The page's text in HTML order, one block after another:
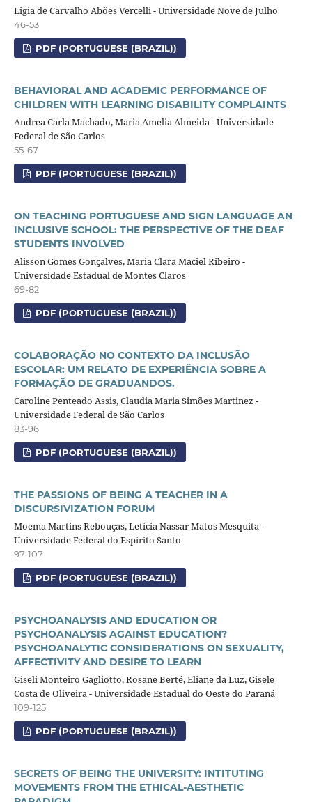
Ligia de Carvalho Abões Vercelli - Universidade Nove de Julho
46-53
PDF (PORTUGUESE (BRAZIL))
BEHAVIORAL AND ACADEMIC PERFORMANCE OF
CHILDREN WITH LEARNING DISABILITY COMPLAINTS
Andrea Carla Machado, Maria Amelia Almeida - Universidade
Federal de São Carlos
55-67
PDF (PORTUGUESE (BRAZIL))
ON TEACHING PORTUGUESE AND SIGN LANGUAGE AN
INCLUSIVE SCHOOL: THE PERSPECTIVE OF THE DEAF
STUDENTS INVOLVED
Alisson Gomes Gonçalves, Maria Clara Maciel Ribeiro -
Universidade Estadual de Montes Claros
69-82
PDF (PORTUGUESE (BRAZIL))
COLABORAÇÃO NO CONTEXTO DA INCLUSÃO
ESCOLAR: UM RELATO DE EXPERIÊNCIA SOBRE A
FORMAÇÃO DE GRADUANDOS.
Caroline Penteado Assis, Claudia Maria Simões Martinez -
Universidade Federal de São Carlos
83-96
PDF (PORTUGUESE (BRAZIL))
THE PASSIONS OF BEING A TEACHER IN A
DISCURSIVIZATION FORUM
Moema Martins Rebouças, Letícia Nassar Matos Mesquita -
Universidade Federal do Espírito Santo
97-107
PDF (PORTUGUESE (BRAZIL))
PSYCHOANALYSIS AND EDUCATION OR
PSYCHOANALYSIS AGAINST EDUCATION?
PSYCHOANALYTIC CONSIDERATIONS ON SEXUALITY,
AFFECTIVITY AND DESIRE TO LEARN
Giseli Monteiro Gagliotto, Rosane Berté, Eliane da Luz, Gisele
Costa de Oliveira - Universidade Estadual do Oeste do Paraná
109-125
PDF (PORTUGUESE (BRAZIL))
SECRETS OF BEING THE UNIVERSITY: INTITUTING
MOVEMENTS FROM THE ETHICAL-AESTHETIC